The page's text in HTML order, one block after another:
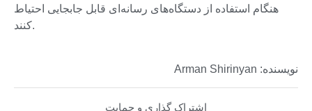
هنگام استفاده از دستگاه‌های رسانه‌ای قابل جابجایی احتیاط
کنند.
نویسنده: Arman Shirinyan
اشتراک گذاری و حمایت